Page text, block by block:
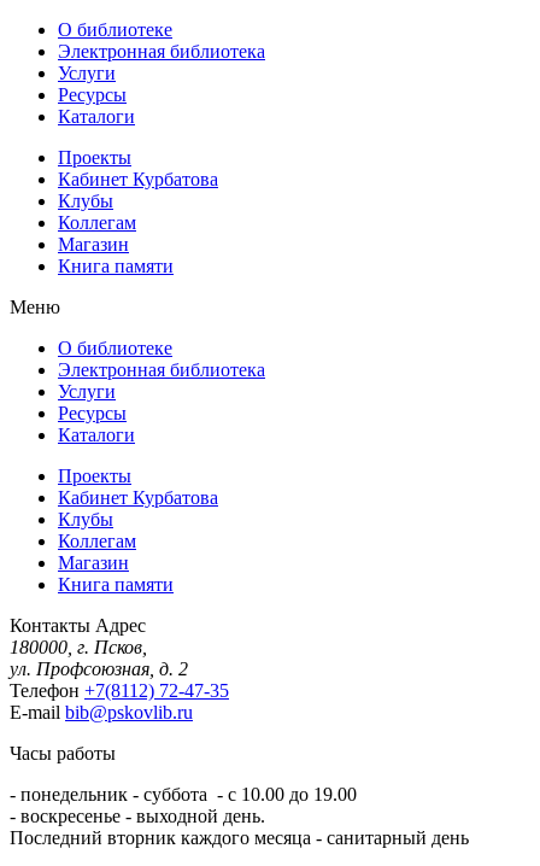
О библиотеке
Электронная библиотека
Услуги
Ресурсы
Каталоги
Проекты
Кабинет Курбатова
Клубы
Коллегам
Магазин
Книга памяти
Меню
О библиотеке
Электронная библиотека
Услуги
Ресурсы
Каталоги
Проекты
Кабинет Курбатова
Клубы
Коллегам
Магазин
Книга памяти
Контакты Адрес
180000, г. Псков,
ул. Профсоюзная, д. 2
Телефон +7(8112) 72-47-35
E-mail bib@pskovlib.ru
Часы работы
- понедельник - суббота - с 10.00 до 19.00
- воскресенье - выходной день.
Последний вторник каждого месяца - санитарный день